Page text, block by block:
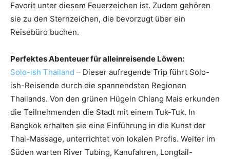
Favorit unter diesem Feuerzeichen ist. Zudem gehören
sie zu den Sternzeichen, die bevorzugt über ein
Reisebüro buchen.
Perfektes Abenteuer für alleinreisende Löwen:
Solo-ish Thailand – Dieser aufregende Trip führt Solo-
ish-Reisende durch die spannendsten Regionen
Thailands. Von den grünen Hügeln Chiang Mais erkunden
die Teilnehmenden die Stadt mit einem Tuk-Tuk. In
Bangkok erhalten sie eine Einführung in die Kunst der
Thai-Massage, unterrichtet von lokalen Profis. Weiter im
Süden warten River Tubing, Kanufahren, Longtail-